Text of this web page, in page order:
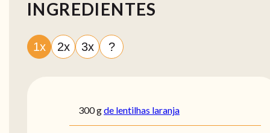
INGREDIENTES
1x 2x 3x ?
300gde lentilhas laranja